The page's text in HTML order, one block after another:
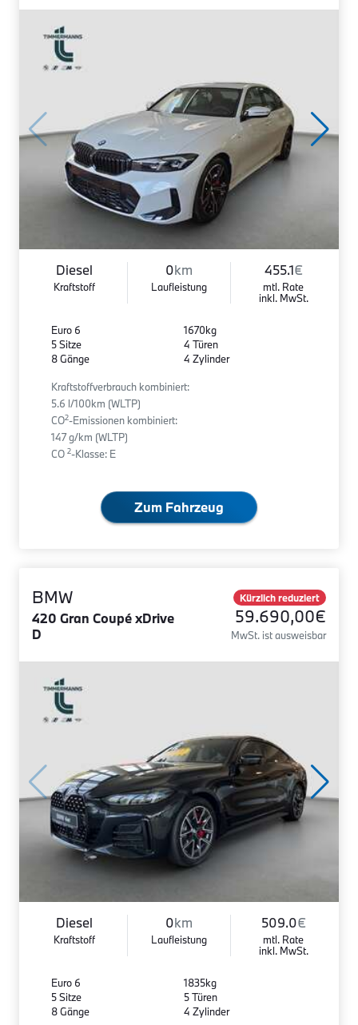
Diesel
Kraftstoff
0km
Laufleistung
455.1€
mtl. Rate
inkl. MwSt.
Euro 6
5 Sitze
8 Gänge
1670kg
4 Türen
4 Zylinder
Kraftstoffverbrauch kombiniert:
5.6 l/100km (WLTP)
CO2-Emissionen kombiniert:
147 g/km (WLTP)
CO 2-Klasse: E
Zum Fahrzeug
BMW
420 Gran Coupé xDrive
D
Kürzlich reduziert
59.690,00€
MwSt. ist ausweisbar
Diesel
Kraftstoff
0km
Laufleistung
509.0€
mtl. Rate
inkl. MwSt.
Euro 6
5 Sitze
8 Gänge
1835kg
5 Türen
4 Zylinder